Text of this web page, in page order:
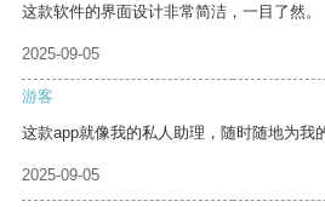
这款软件的界面设计非常简洁，一目了然。
2025-09-05
游客
这款app就像我的私人助理，随时随地为我
2025-09-05